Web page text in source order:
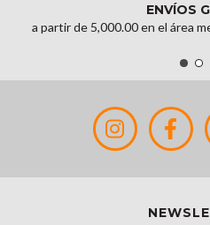
ENVÍOS
a partir de 5,000.00 en el área